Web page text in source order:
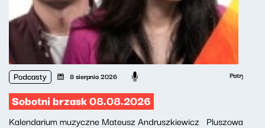
Podcasty 8 sierpnia 2026 Patryk
Sobotni brzask 08.08.2026
Kalendarium muzyczne Mateusz Andruszkiewicz Pluszowa